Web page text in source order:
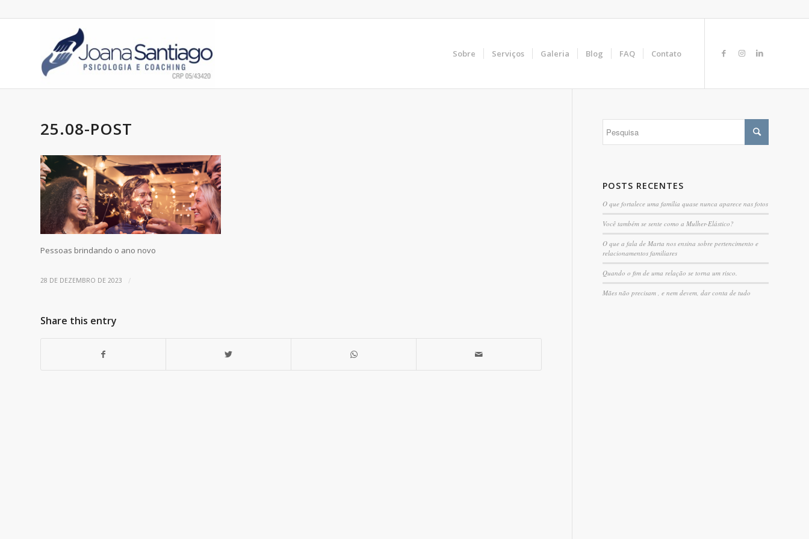
Sobre Serviços Galeria Blog FAQ Contato
25.08-POST
Pessoas brindando o ano novo
28 DE DEZEMBRO DE 2023 /
Share this entry
POSTS RECENTES
O que fortalece uma família quase nunca aparece nas fotos
Você também se sente como a Mulher-Elástico?
O que a fala de Marta nos ensina sobre pertencimento e
relacionamentos familiares
Quando o fim de uma relação se torna um risco.
Mães não precisam , e nem devem, dar conta de tudo